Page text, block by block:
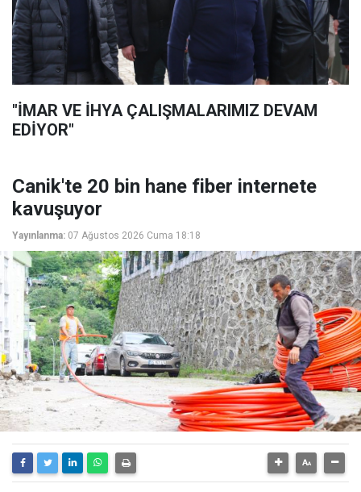
"İMAR VE İHYA ÇALIŞMALARIMIZ DEVAM
EDİYOR"
Canik'te 20 bin hane fiber internete
kavuşuyor
Yayınlanma: 07 Ağustos 2026 Cuma 18:18